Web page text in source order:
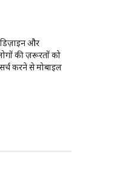
और
की ज़रूरतों को
करने से मोबाइल